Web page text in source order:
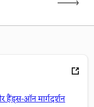
हैंड्स-ऑन मार्गदर्शन